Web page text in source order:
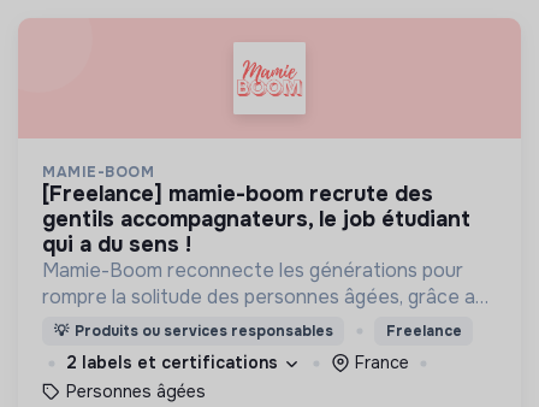
MAMIE-BOOM
[freelance] mamie-boom recrute des
gentils accompagnateurs, le job étudiant
qui a du sens !
Mamie-Boom reconnecte les générations pour
rompre la solitude des personnes âgées, grâce aux
visites d'étudiants chaque semaine.
💡 Produits ou services responsables Freelance
2 labels et certifications
France
Personnes âgées